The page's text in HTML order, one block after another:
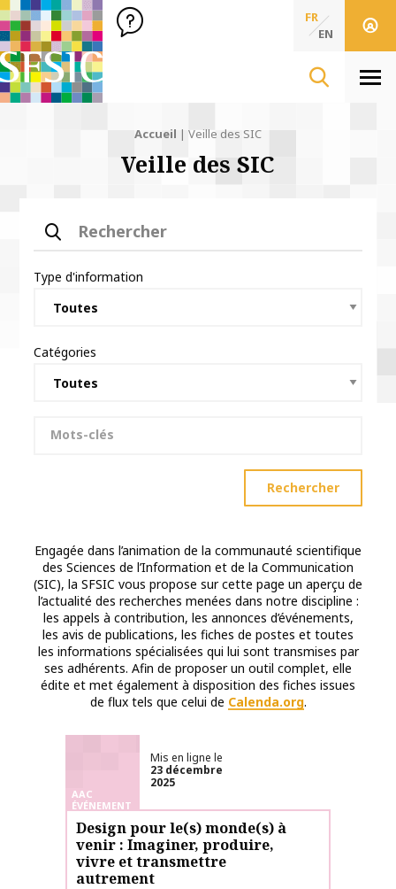
SFSIC Société Française des Sciences de l'Information & de
Société Française des Sciences
de l'Information
FR
EN
Accueil | Veille des SIC
Veille des SIC
Rechercher
Type d'information
Catégories
Mots-clés
Rechercher
Engagée dans l’animation de la communauté scientifique
des Sciences de l’Information et de la Communication
(SIC), la SFSIC vous propose sur cette page un aperçu de
l’actualité des recherches menées dans notre discipline :
les appels à contribution, les annonces d’événements,
les avis de publications, les fiches de postes et toutes
les informations spécialisées qui lui sont transmises par
ses adhérents. Afin de proposer un outil complet, elle
édite et met également à disposition des fiches issues
de flux tels que celui de Calenda.org.
AAC
ÉVÉNEMENT
Mis en ligne le
23 décembre
2025
Design pour le(s) monde(s) à
venir : Imaginer, produire,
vivre et transmettre
autrement